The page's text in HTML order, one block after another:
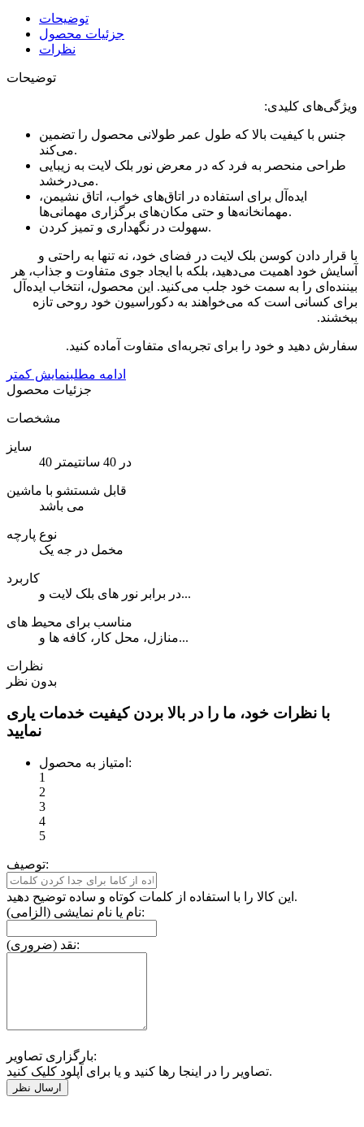
توضیحات
جزئیات محصول
نظرات
توضیحات
ویژگی‌های کلیدی:
جنس با کیفیت بالا که طول عمر طولانی محصول را تضمین
می‌کند.
طراحی منحصر به فرد که در معرض نور بلک لایت به زیبایی
می‌درخشد.
ایده‌آل برای استفاده در اتاق‌های خواب، اتاق نشیمن،
مهمانخانه‌ها و حتی مکان‌های برگزاری مهمانی‌ها.
سهولت در نگهداری و تمیز کردن.
با قرار دادن کوسن بلک لایت در فضای خود، نه تنها به راحتی و
آسایش خود اهمیت می‌دهید، بلکه با ایجاد جوی متفاوت و جذاب، هر
بیننده‌ای را به سمت خود جلب می‌کنید. این محصول، انتخاب ایده‌آل
برای کسانی است که می‌خواهند به دکوراسیون خود روحی تازه
ببخشند.
سفارش دهید و خود را برای تجربه‌ای متفاوت آماده کنید.
ادامه مطلبنمایش کمتر
جزئیات محصول
مشخصات
سایز
40 در 40 سانتیمتر
قابل شستشو با ماشین
می باشد
نوع پارچه
مخمل در جه یک
کاربرد
در برابر نور های بلک لایت و...
مناسب برای محیط های
منازل، محل کار، کافه ها و...
نظرات
بدون نظر
با نظرات خود، ما را در بالا بردن کیفیت خدمات یاری
نمایید
امتیاز به محصول:
1
2
3
4
5
توصیف:
این کالا را با استفاده از کلمات کوتاه و ساده توضیح دهید.
نام یا نام نمایشی (الزامی):
نقد (ضروری):
بارگزاری تصاویر:
تصاویر را در اینجا رها کنید و یا برای آپلود کلیک کنید.